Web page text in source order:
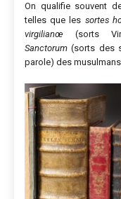
On qualifie souvent
telles que les sortes
virgilianœ (sorts
Sanctorum (sorts des
parole) des